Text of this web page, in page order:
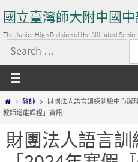
to
content
國立臺灣師大附中國中
The Junior High Division of the Affiliated
搜
尋
關
鍵Home教師
財團法人語言訓練測驗中心辦
教師增能課程」資訊
財團法人語言